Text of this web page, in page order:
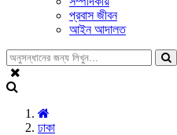
প্রবাস জীবন
আইন আদালত
ঢাকা